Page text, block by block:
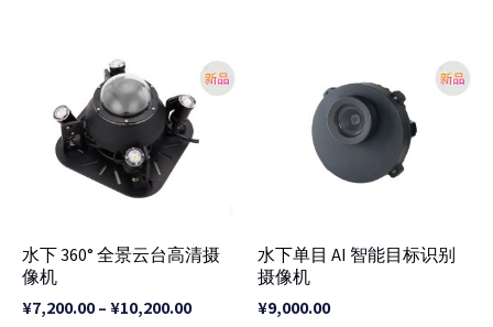
水下 360° 全景云台高清摄
像机
¥7,200.00–¥10,200.00
范
围：
¥7,200.00
至
¥10,200.00
水下单目 AI 智能目标识别
摄像机
¥9,000.00